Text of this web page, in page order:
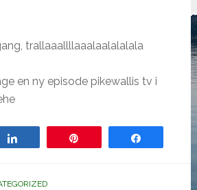
trallaaallllaaalaalalalala
en ny episode pikewallis tv i